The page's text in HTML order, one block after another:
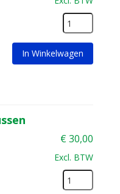
In Winkelwagen
€30,00
Excl. BTW